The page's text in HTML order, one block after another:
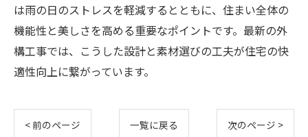
は雨の日のストレスを軽減するとともに、住まい全体の
機能性と美しさを高める重要なポイントです。最新の外
構工事では、こうした設計と素材選びの工夫が住宅の快
適性向上に繋がっています。
< 前のページ 一覧に戻る 次のページ >